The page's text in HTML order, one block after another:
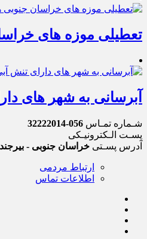
تعطیلی موزه های
آبرسانی به شهر های
شـماره تمـاس 056-32222014
پسـت الـکترونیـکی
آدرس پسـتی خراسان جنوبی - بیرجند - طالقانی 11
ارتباط مردمی
اطلاعات تماس